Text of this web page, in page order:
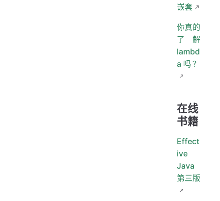
嵌套
你真的
了解
lambd
a吗？
在线
书籍
Effect
ive
Java
第三版